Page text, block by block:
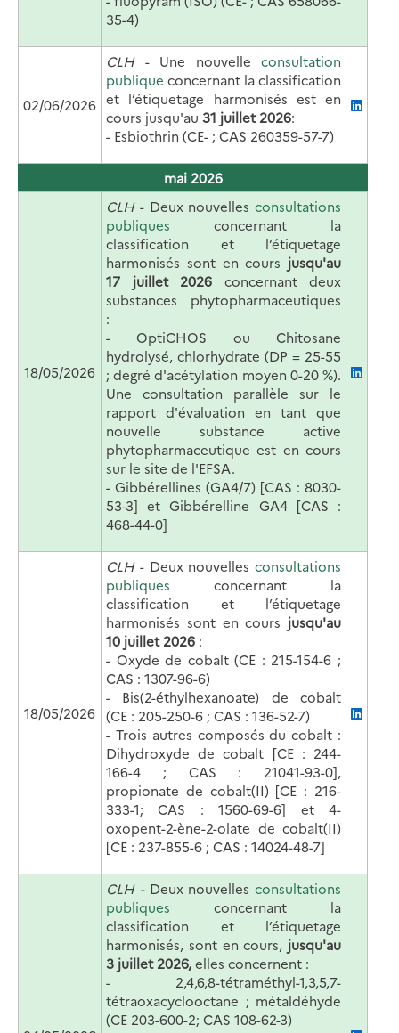
35-4)
02/06/2026
CLH - Une nouvelle consultation
publique concernant la classification
et l’étiquetage harmonisés est en
cours jusqu'au 31 juillet 2026:
- Esbiothrin (CE- ; CAS 260359-57-7)
mai 2026
18/05/2026
CLH - Deux nouvelles consultations
publiques concernant la
classification et l’étiquetage
harmonisés sont en cours jusqu'au
17 juillet 2026 concernant deux
substances phytopharmaceutiques
:
- OptiCHOS ou Chitosane
hydrolysé, chlorhydrate (DP = 25-55
; degré d'acétylation moyen 0-20 %).
Une consultation parallèle sur le
rapport d'évaluation en tant que
nouvelle substance active
phytopharmaceutique est en cours
sur le site de l'EFSA.
- Gibbérellines (GA4/7) [CAS : 8030-
53-3] et Gibbérelline GA4 [CAS :
468-44-0]
18/05/2026
CLH - Deux nouvelles consultations
publiques concernant la
classification et l’étiquetage
harmonisés sont en cours jusqu'au
10 juillet 2026 :
- Oxyde de cobalt (CE : 215-154-6 ;
CAS : 1307-96-6)
- Bis(2-éthylhexanoate) de cobalt
(CE : 205-250-6 ; CAS : 136-52-7)
- Trois autres composés du cobalt :
Dihydroxyde de cobalt [CE : 244-
166-4 ; CAS : 21041-93-0],
propionate de cobalt(II) [CE : 216-
333-1; CAS : 1560-69-6] et 4-
oxopent-2-ène-2-olate de cobalt(II)
[CE : 237-855-6 ; CAS : 14024-48-7]
CLH -Deux nouvelles consultations
publiques concernant la
classification et l’étiquetage
harmonisés, sont en cours, jusqu'au
3 juillet 2026,elles concernent :
- 2,4,6,8-tétraméthyl-1,3,5,7-
tétraoxacyclooctane ; métaldéhyde
(CE 203-600-2; CAS 108-62-3)